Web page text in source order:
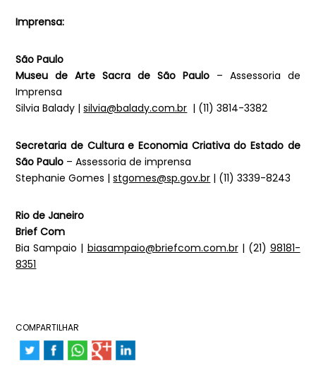
Imprensa:
São Paulo
Museu de Arte Sacra de São Paulo– Assessoria de
Imprensa
Silvia Balady |silvia@balady.com.br | (11) 3814-3382
Secretaria de Cultura e Economia Criativa do Estado de
São Paulo – Assessoria de imprensa
Stephanie Gomes |stgomes@sp.gov.br | (11) 3339-8243
Rio de Janeiro
Brief Com
Bia Sampaio | biasampaio@briefcom.com.br| (21) 98181-
8351
COMPARTILHAR